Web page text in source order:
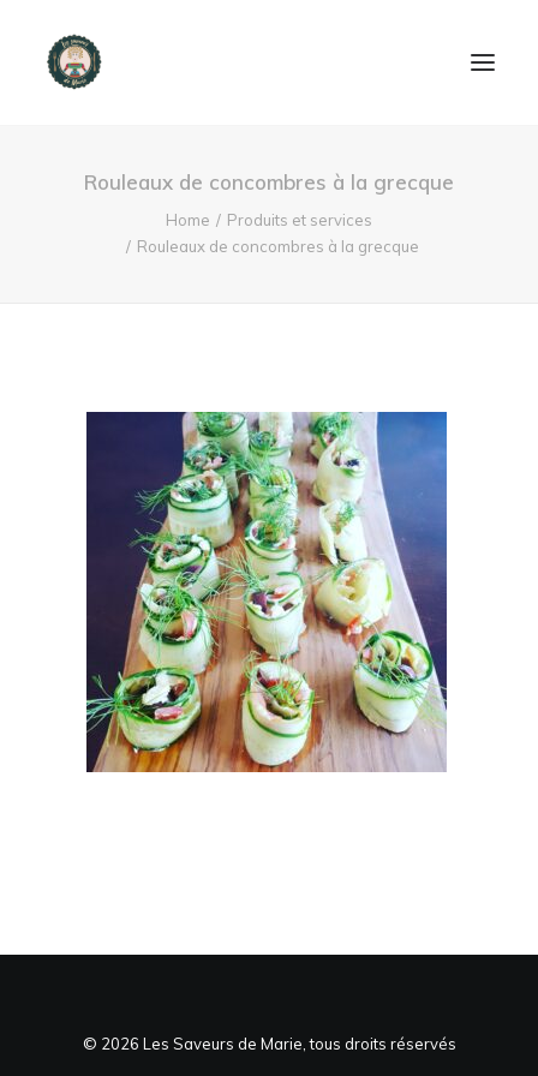
ACCUEIL
PRODUITS ET SERVICES
SEARCH
Rouleaux de concombres à la grecque
Home
Produits et services
Rouleaux de concombres à la grecque
© 2026 Les Saveurs de Marie, tous droits réservés